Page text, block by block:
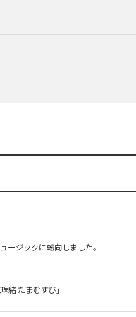
ージックに転向しました。
緒 たまむすび」